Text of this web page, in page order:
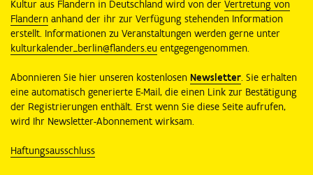
Kultur aus Flandern in Deutschland wird von der Vertretung von
Flandern anhand der ihr zur Verfügung stehenden Information
erstellt. Informationen zu Veranstaltungen werden gerne unter
kulturkalender_berlin@flanders.eu entgegengenommen.
Abonnieren Sie hier unseren kostenlosen Newsletter. Sie erhalten
eine automatisch generierte E-Mail, die einen Link zur Bestätigung
der Registrierungen enthält. Erst wenn Sie diese Seite aufrufen,
wird Ihr Newsletter-Abonnement wirksam.
Haftungsausschluss